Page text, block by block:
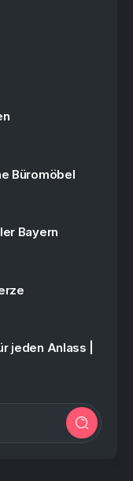
Büromöbel
Bayern
jeden Anlass |